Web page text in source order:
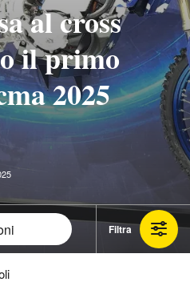
al cross
il primo
2025
Filtra